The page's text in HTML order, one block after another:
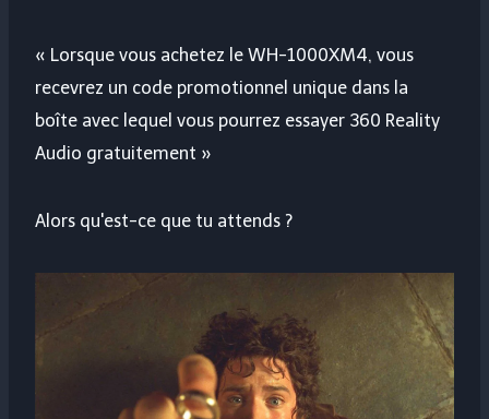
« Lorsque vous achetez le WH-1000XM4, vous
recevrez un code promotionnel unique dans la
boîte avec lequel vous pourrez essayer 360 Reality
Audio gratuitement »
Alors qu'est-ce que tu attends ?